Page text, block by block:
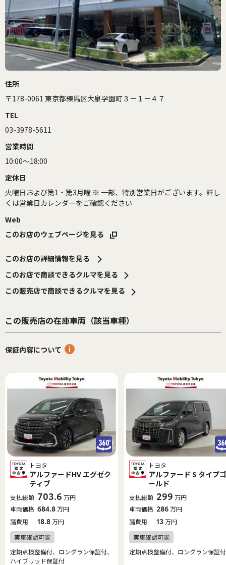
住所
〒178-0061 東京都練馬区大泉学園町３－１－４７
TEL
03-3978-5611
営業時間
10:00～18:00
定休日
火曜日および第1・第3月曜 ※ 一部、特別営業日がございます。詳し
くは営業日カレンダーをご確認ください
Web
このお店のウェブページを見る
このお店の詳細情報を見る
このお店で商談できるクルマを見る
この販売店で商談できるクルマを見る
この販売店の在庫車両（該当車種）
保証内容について
トヨタ
アルファードHV エグゼク
ティブ
支払総額 703.6 万円
車両価格 684.8万円
諸費用
18.8万円
定期点検整備付、ロングラン保証付、
ハイブリッド保証付
トヨタ
アルファード S タイプゴ
ールド
支払総額 299 万円
車両価格 286万円
諸費用
13万円
定期点検整備付、ロングラン保証付